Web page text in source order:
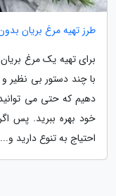
طرز تهیه مرغ بریان
برای تهیه یک مرغ
با چند دستور بی نظیر
دهیم که حتی می
خود بهره ببرید. پس
احتیاج به تنوع دارید و...